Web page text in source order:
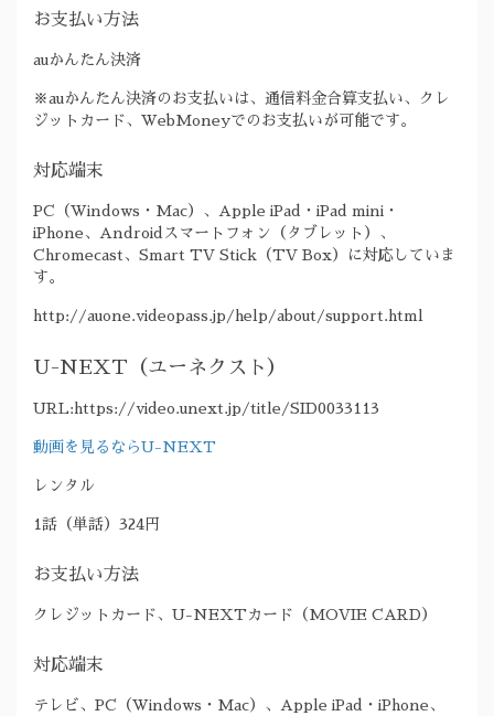
お支払い方法
auかんたん決済
※auかんたん決済のお支払いは、通信料金合算支払い、クレ
ジットカード、WebMoneyでのお支払いが可能です。
対応端末
PC（Windows・Mac）、Apple iPad・iPad mini・
iPhone、Androidスマートフォン（タブレット）、
Chromecast、Smart TV Stick（TV Box）に対応していま
す。
http://auone.videopass.jp/help/about/support.html
U-NEXT（ユーネクスト）
URL:https://video.unext.jp/title/SID0033113
動画を見るならU-NEXT
レンタル
1話（単話）324円
お支払い方法
クレジットカード、U-NEXTカード（MOVIE CARD）
対応端末
テレビ、PC（Windows・Mac）、Apple iPad・iPhone、